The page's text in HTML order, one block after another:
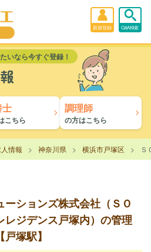
新規登録 Q&A検索
いなら今すぐ登録！
こちら
調理師
の方はこちら
情報 神奈川県 横浜市戸塚区 Ｓ
ーションズ株式会社（ＳＯ
レジデンス戸塚内）の管理
塚駅】